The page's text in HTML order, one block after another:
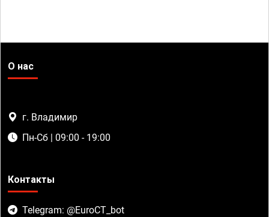
О нас
г. Владимир
Пн-Сб | 09:00 - 19:00
Контакты
Telegram: @EuroCT_bot